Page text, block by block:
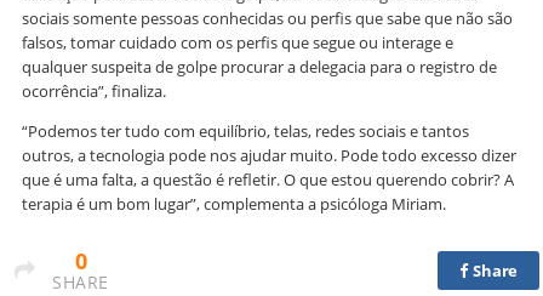
sociais somente pessoas conhecidas ou perfis que sabe que não são
falsos, tomar cuidado com os perfis que segue ou interage e
qualquer suspeita de golpe procurar a delegacia para o registro de
ocorrência”, finaliza.
“Podemos ter tudo com equilíbrio, telas, redes sociais e tantos
outros, a tecnologia pode nos ajudar muito. Pode todo excesso dizer
que é uma falta, a questão é refletir. O que estou querendo cobrir? A
terapia é um bom lugar”, complementa a psicóloga Miriam.
0
SHARE
Share